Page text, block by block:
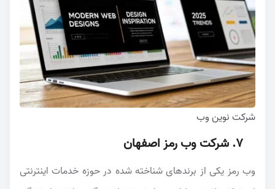
شرکت نوین وب
7. شرکت وب رمز اصفهان
وب رمز یکی از برندهای شناخته شده در حوزه خدمات اینترنتی